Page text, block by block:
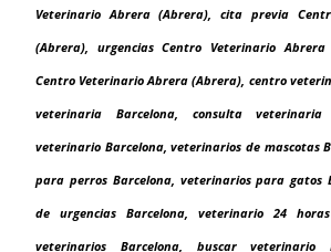
Veterinario Abrera (Abrera), cita previa
(Abrera), urgencias Centro Veterinario
Centro Veterinario Abrera (Abrera), centro
veterinaria Barcelona, consulta veterinaria
veterinario Barcelona, veterinarios de mascotas
para perros Barcelona, veterinarios para gatos
de urgencias Barcelona, veterinario 24
veterinarios Barcelona, buscar veterinario